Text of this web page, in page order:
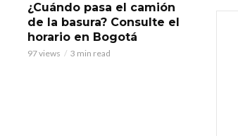
¿Cuándo pasa el camión
de la basura? Consulte el
horario en Bogotá
97 views 3 min read